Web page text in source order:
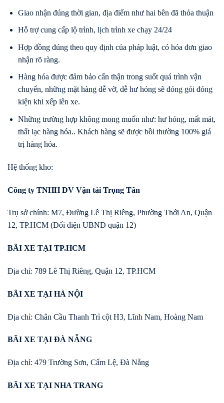
Giao nhận đúng thời gian, địa điểm như hai bên đã thỏa thuận
Hỗ trợ cung cấp lộ trình, lịch trình xe chạy 24/24
Hợp đồng đúng theo quy định của pháp luật, có hóa đơn giao
nhận rõ ràng.
Hàng hóa được đảm bảo cẩn thận trong suốt quá trình vận
chuyển, những mặt hàng dễ vỡ, dễ hư hỏng sẽ đóng gói đóng
kiện khi xếp lên xe.
Những trường hợp không mong muốn như: hư hỏng, mất mát,
thất lạc hàng hóa.. Khách hàng sẽ được bồi thường 100% giá
trị hàng hóa.
Hệ thống kho:
Công ty TNHH DV Vận tải Trọng Tấn
Trụ sở chính: M7, Đường Lê Thị Riêng, Phường Thới An, Quận
12, TP.HCM (Đối diện UBND quận 12)
BÃI XE TẠI TP.HCM
Địa chỉ: 789 Lê Thị Riêng, Quận 12, TP.HCM
BÃI XE TẠI HÀ NỘI
Địa chỉ: Chân Cầu Thanh Trì cột H3, Lĩnh Nam, Hoàng Nam
BÃI XE TẠI ĐÀ NẴNG
Địa chỉ: 479 Trường Sơn, Cẩm Lệ, Đà Nẵng
BÃI XE TẠI NHA TRANG